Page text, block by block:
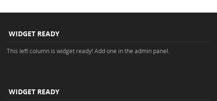
WIDGET READY
This left column is widget ready! Add one in the admin panel.
WIDGET READY